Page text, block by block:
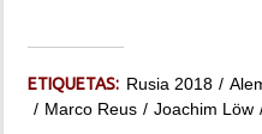
ETIQUETAS: Rusia 2018
Marco Reus
Joachim Löw